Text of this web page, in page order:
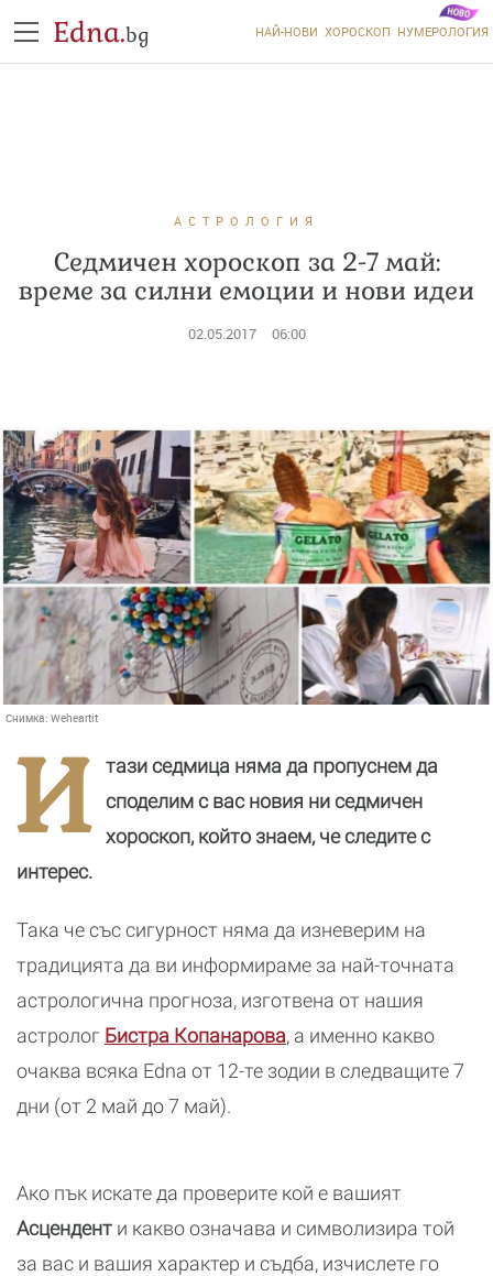
Edna.bg НАЙ-НОВИ ХОРОСКОП НУМЕРОЛОГИЯ
АСТРОЛОГИЯ
Седмичен хороскоп за 2-7 май:
време за силни емоции и нови идеи
02.05.2017 06:00
Снимка: Weheartit
И
тази седмица няма да пропуснем да
споделим с вас новия ни седмичен
хороскоп, който знаем, че следите с
интерес.
Така че със сигурност няма да изневерим на
традицията да ви информираме за най-точната
астрологична прогноза, изготвена от нашия
астролог Бистра Копанарова, а именно какво
очаква всяка Edna от 12-те зодии в следващите 7
дни (от 2 май до 7 май).
Ако пък искате да проверите кой е вашият
Асцендент и какво означава и символизира той
за вас и вашия характер и съдба, изчислете го